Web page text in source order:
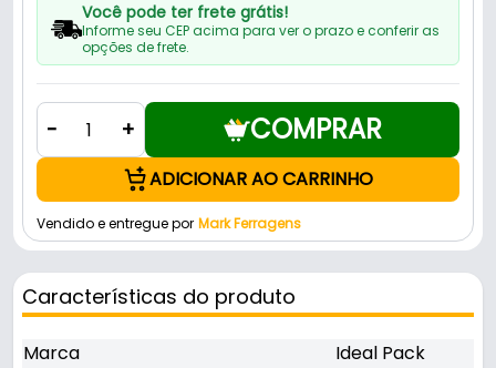
Você pode ter frete grátis!
Informe seu CEP acima para ver o prazo e conferir as
opções de frete.
- + COMPRAR
ADICIONAR AO CARRINHO
Vendido e entregue por Mark Ferragens
Características do produto
Marca
Ideal Pack